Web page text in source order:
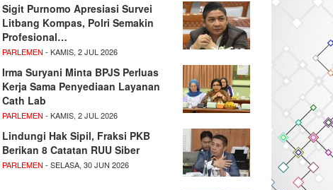
Sigit Purnomo Apresiasi Survei
Litbang Kompas, Polri Semakin
Profesional…
PARLEMEN - KAMIS, 2 JUL 2026
Irma Suryani Minta BPJS Perluas
Kerja Sama Penyediaan Layanan
Cath Lab
PARLEMEN - KAMIS, 2 JUL 2026
Lindungi Hak Sipil, Fraksi PKB
Berikan 8 Catatan RUU Siber
PARLEMEN - SELASA, 30 JUN 2026